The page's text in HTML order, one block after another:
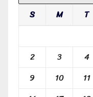
S
M T
2
3 4
9
10 11